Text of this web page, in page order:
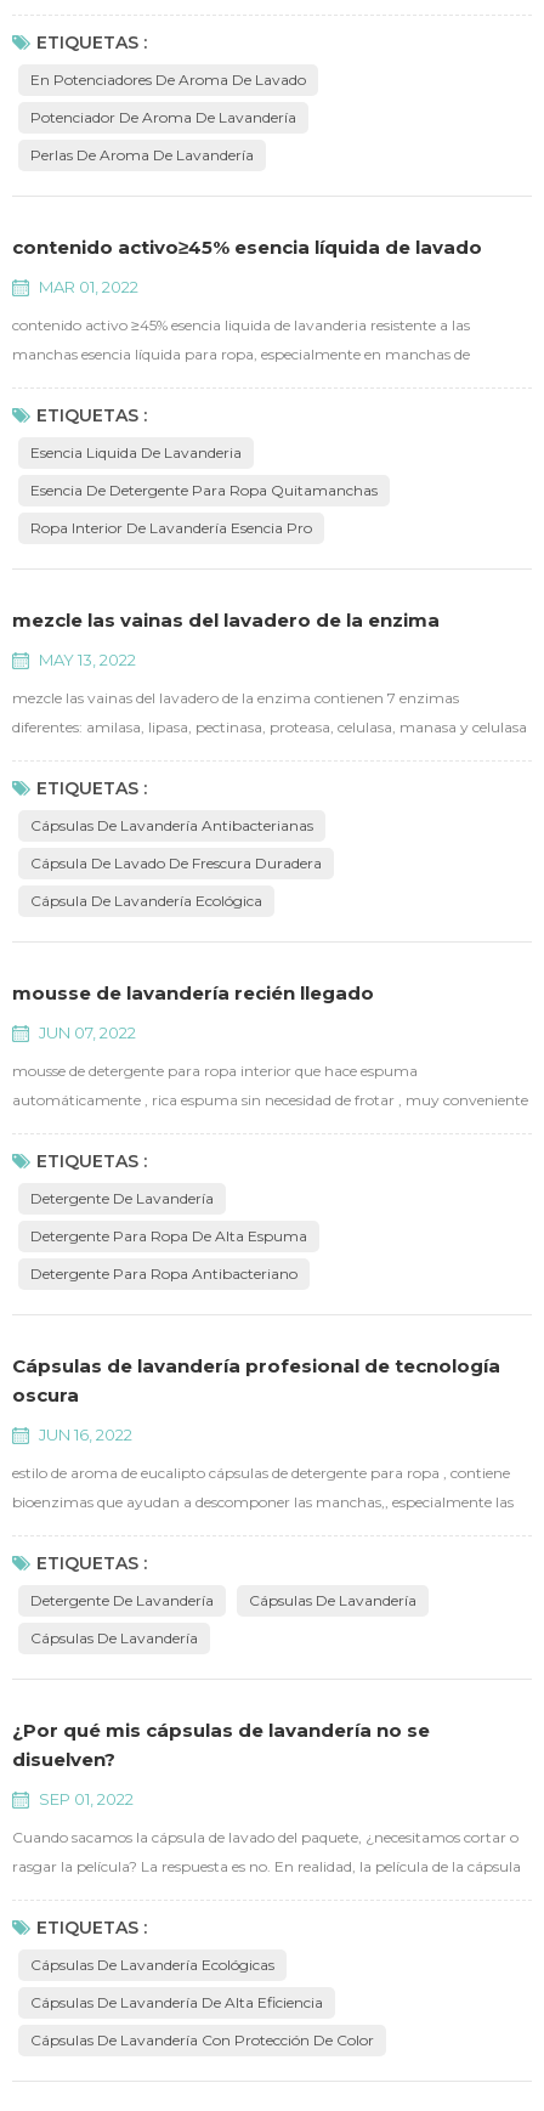
manteniéndote con un agradable aroma durante todo el día y en cada
momento: citas, deporte, BBQ, hogar.
ETIQUETAS :
En Potenciadores De Aroma De Lavado
Potenciador De Aroma De Lavandería
Perlas De Aroma De Lavandería
contenido activo≥45% esencia líquida de lavado
MAR 01, 2022
contenido activo ≥45% esencia liquida de lavanderia resistente a las
manchas esencia líquida para ropa, especialmente en manchas de
proteína y almidón. proporciona un cuidado seguro y suave para nuestra
ropa interior. manténgalo alejado de bacterias y ácaros. antibacteriano del
ETIQUETAS :
Esencia Liquida De Lavanderia
Esencia De Detergente Para Ropa Quitamanchas
Ropa Interior De Lavandería Esencia Pro
mezcle las vainas del lavadero de la enzima
MAY 13, 2022
mezcle las vainas del lavadero de la enzima contienen 7 enzimas
diferentes: amilasa, lipasa, pectinasa, proteasa, celulasa, manasa y celulasa
de bolas de pelo, permiten eliminar las manchas más comunes en nuestra
vida diaria. con un contenido activo ≥ 60 %, es decir, 8 veces el poder de
ETIQUETAS :
Cápsulas De Lavandería Antibacterianas
Cápsula De Lavado De Frescura Duradera
Cápsula De Lavandería Ecológica
mousse de lavandería recién llegado
JUN 07, 2022
mousse de detergente para ropa interior que hace espuma
automáticamente , rica espuma sin necesidad de frotar , muy conveniente
y portátil . contienen enzimas capaces de eliminar las manchas de
proteínas, y fragancias de frescura duradera. antibacterianas y de limpieza
ETIQUETAS :
Detergente De Lavandería
Detergente Para Ropa De Alta Espuma
Detergente Para Ropa Antibacteriano
Cápsulas de lavandería profesional de tecnología
oscura
JUN 16, 2022
estilo de aroma de eucalipto cápsulas de detergente para ropa , contiene
bioenzimas que ayudan a descomponer las manchas,, especialmente las
manchas más comunes a diario. mientras tanto, ayuda a proteger el color
de la ropa, suaviza las fibras y evita que las manchas se vuelvan a
ETIQUETAS :
Detergente De Lavandería Cápsulas De Lavandería
Cápsulas De Lavandería
¿Por qué mis cápsulas de lavandería no se
disuelven?
SEP 01, 2022
Cuando sacamos la cápsula de lavado del paquete, ¿necesitamos cortar o
rasgar la película? La respuesta es no. En realidad, la película de la cápsula
de lavandería es una película soluble en agua, que se disuelve cuando se
encuentra con agua, por lo tanto, solo tendrá que tirar la cápsula de
ETIQUETAS :
Cápsulas De Lavandería Ecológicas
Cápsulas De Lavandería De Alta Eficiencia
Cápsulas De Lavandería Con Protección De Color